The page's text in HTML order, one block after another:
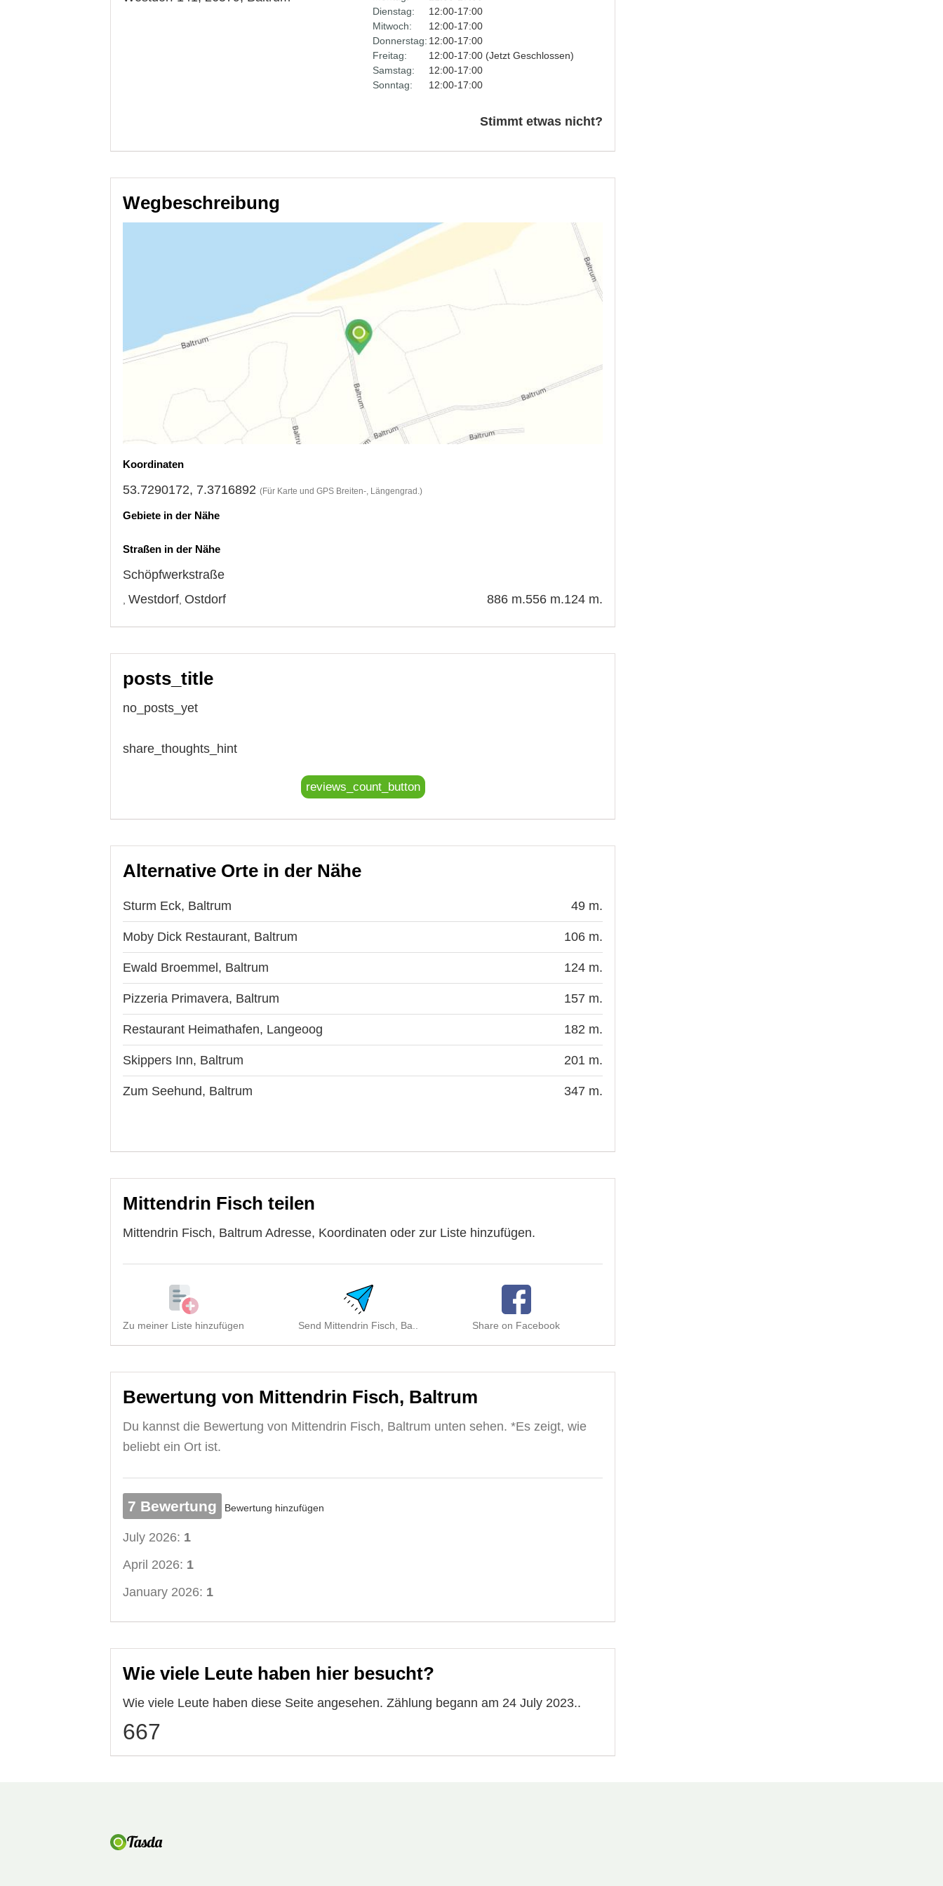
Dienstag:
12:00-17:00
Mitwoch:
12:00-17:00
Donnerstag: 12:00-17:00
Freitag:
12:00-17:00 (Jetzt Geschlossen)
Samstag:
12:00-17:00
Sonntag:
12:00-17:00
Stimmt etwas nicht?
Wegbeschreibung
Koordinaten
53.7290172, 7.3716892 (Für Karte und GPS Breiten-, Längengrad.)
Gebiete in der Nähe
Straßen in der Nähe
Schöpfwerkstraße
124 m.
Westdorf 556 m.
Ostdorf 886 m.
posts_title
no_posts_yet
share_thoughts_hint
reviews_count_button
Alternative Orte in der Nähe
Sturm Eck, Baltrum 49 m.
Moby Dick Restaurant, Baltrum 106 m.
Ewald Broemmel, Baltrum 124 m.
Pizzeria Primavera, Baltrum 157 m.
Restaurant Heimathafen, Langeoog 182 m.
Skippers Inn, Baltrum 201 m.
Zum Seehund, Baltrum 347 m.
Mittendrin Fisch teilen
Mittendrin Fisch, Baltrum Adresse, Koordinaten oder zur Liste hinzufügen.
Zu meiner Liste hinzufügen Send Mittendrin Fisch, Ba.. Share on Facebook
Bewertung von Mittendrin Fisch, Baltrum
Du kannst die Bewertung von Mittendrin Fisch, Baltrum unten sehen. *Es zeigt, wie
beliebt ein Ort ist.
7 Bewertung Bewertung hinzufügen
July 2026: 1
April 2026: 1
January 2026: 1
Wie viele Leute haben hier besucht?
Wie viele Leute haben diese Seite angesehen. Zählung begann am 24 July 2023..
667